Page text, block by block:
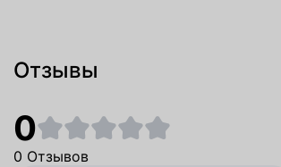
Отзывы
0
0 Отзывов